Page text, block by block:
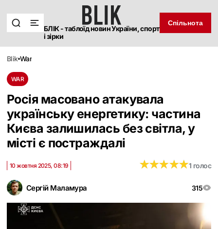
БЛІК - таблоїд новин України, спорт
і зірки
Спільнота
blik war
WAR
Росія масовано атакувала
українську енергетику: частина
Києва залишилась без світла, у
місті є постраждалі
Сергій Маламура 315
10 жовтня 2025, 08:19 ★★★★★
★★★★★1 голос